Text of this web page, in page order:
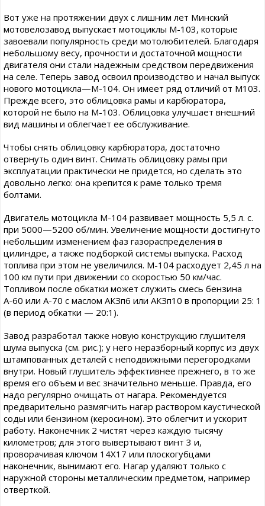
Вот уже на протяжении двух с лишним лет Минский
мотовелозавод выпускает мотоциклы М-103, которые
завоевали популярность среди мотолюбителей. Благодаря
небольшому весу, прочности и достаточной мощности
двигателя они стали надежным средством передвижения
на селе. Теперь завод освоил производство и начал выпуск
нового мотоцикла—М-104. Он имеет ряд отличий от M103.
Прежде всего, это облицовка рамы и карбюратора,
которой не было на М-103. Облицовка улучшает внешний
вид машины и облегчает ее обслуживание.
Чтобы снять облицовку карбюратора, достаточно
отвернуть один винт. Снимать облицовку рамы при
эксплуатации практически не придется, но сделать это
довольно легко: она крепится к раме только тремя
болтами.
Двигатель мотоцикла М-104 развивает мощность 5,5 л. с.
при 5000—5200 об/мин. Увеличение мощности достигнуто
небольшим изменением фаз газораспределения в
цилиндре, а также подборкой системы выпуска. Расход
топлива при этом не увеличился. М-104 расходует 2,45 л на
100 км пути при движении со скоростью 50 км/час.
Топливом после обкатки может служить смесь бензина
А-60 или А-70 с маслом АКЗп6 или АКЗп10 в пропорции 25: 1
(в период обкатки — 20:1).
Завод разработал также новую конструкцию глушителя
шума выпуска (см. рис.); у него неразборный корпус из двух
штампованных деталей с неподвижными перегородками
внутри. Новый глушитель эффективнее прежнего, в то же
время его объем и вес значительно меньше. Правда, его
надо регулярно очищать от нагара. Рекомендуется
предварительно размягчить нагар раствором каустической
соды или бензином (керосином). Это облегчит и ускорит
работу. Наконечник 2 чистят через каждую тысячу
километров; для этого вывертывают винт 3 и,
проворачивая ключом 14X17 или плоскогубцами
наконечник, вынимают его. Нагар удаляют только с
наружной стороны металлическим предметом, например
отверткой.